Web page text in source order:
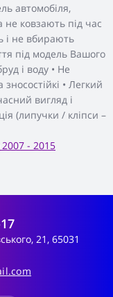
автомобіля,
ковзають під час
і не вбирають
під модель Вашого
і воду • Не
• Легкий
вигляд і
(липучки / кліпси –
- 2015
21, 65031